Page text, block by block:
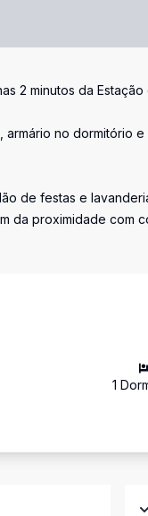
2 minutos da
no dormitório
de festas e
da proximidade com
1